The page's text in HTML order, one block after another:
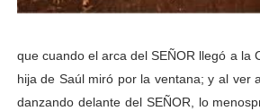
que cuando el arca del SEÑOR llegó a la
hija de Saúl miró por la ventana; y al ver
danzando delante del SEÑOR, lo